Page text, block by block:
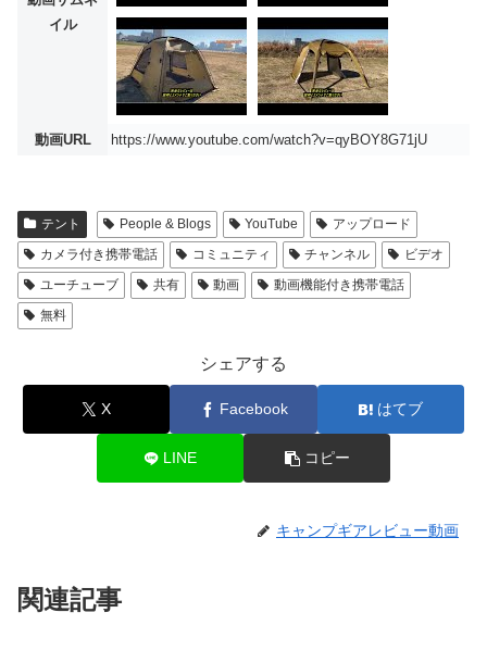
イル
動画URL https://www.youtube.com/watch?v=qyBOY8G71jU
テント People & Blogs YouTube
アップロード
カメラ付き携帯電話
コミュニティ チャンネル
ビデオ
ユーチューブ
共有 動画
動画機能付き携帯電話
無料
シェアする
X Facebook はてブ
LINE コピー
キャンプギアレビュー動画
関連記事